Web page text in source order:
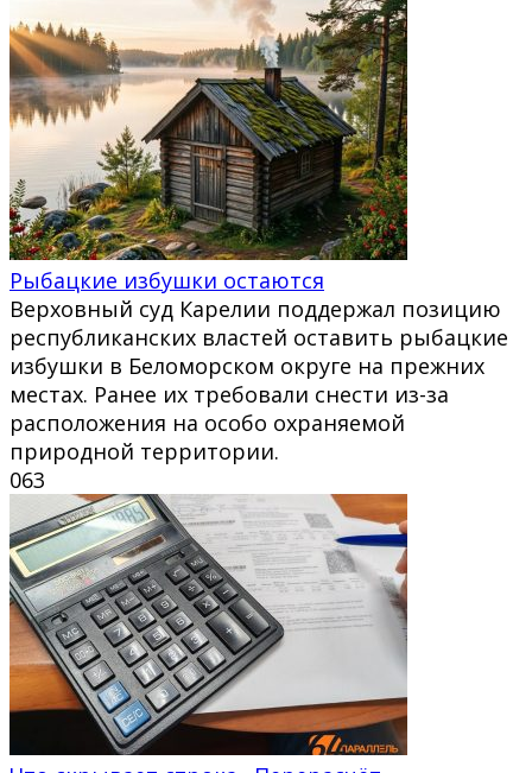
Рыбацкие избушки остаются
Верховный суд Карелии поддержал позицию
республиканских властей оставить рыбацкие
избушки в Беломорском округе на прежних
местах. Ранее их требовали снести из-за
расположения на особо охраняемой
природной территории.
063